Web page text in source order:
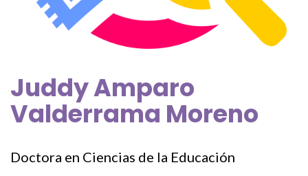
Juddy Amparo
Valderrama Moreno
Doctora en Ciencias de la Educación